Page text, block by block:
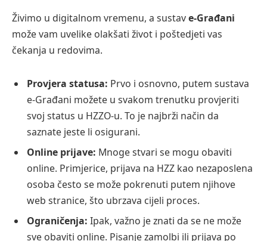
Živimo u digitalnom vremenu, a sustave-Građani
može vam uvelike olakšati život i poštedjeti vas
čekanja u redovima.
Provjera statusa: Prvo i osnovno, putem sustava
e-Građani možete u svakom trenutku provjeriti
svoj status u HZZO-u. To je najbrži način da
saznate jeste li osigurani.
Online prijave: Mnoge stvari se mogu obaviti
online. Primjerice, prijava na HZZ kao nezaposlena
osoba često se može pokrenuti putem njihove
web stranice, što ubrzava cijeli proces.
Ograničenja: Ipak, važno je znati da se ne može
sve obaviti online. Pisanje zamolbi ili prijava po